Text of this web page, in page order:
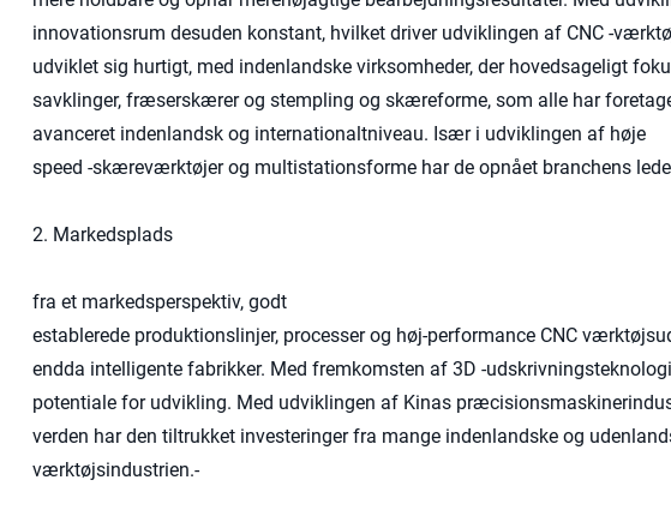
innovationsrum desuden konstant, hvilket driver udviklingen af ​​CNC -
udviklet sig hurtigt, med indenlandske virksomheder, der hovedsageligt
savklinger, fræserskærer og stempling og skæreforme, som alle har
avanceret indenlandsk og internationaltniveau. Især i udviklingen af ​​høje
speed -skæreværktøjer og multistationsforme har de opnået branchens
2. Markedsplads
fra et markedsperspektiv, godt
establerede produktionslinjer, processer og høj-performance CNC
endda intelligente fabrikker. Med fremkomsten af ​​3D -
potentiale for udvikling. Med udviklingen af ​​Kinas
verden har den tiltrukket investeringer fra mange indenlandske og
værktøjsindustrien.-